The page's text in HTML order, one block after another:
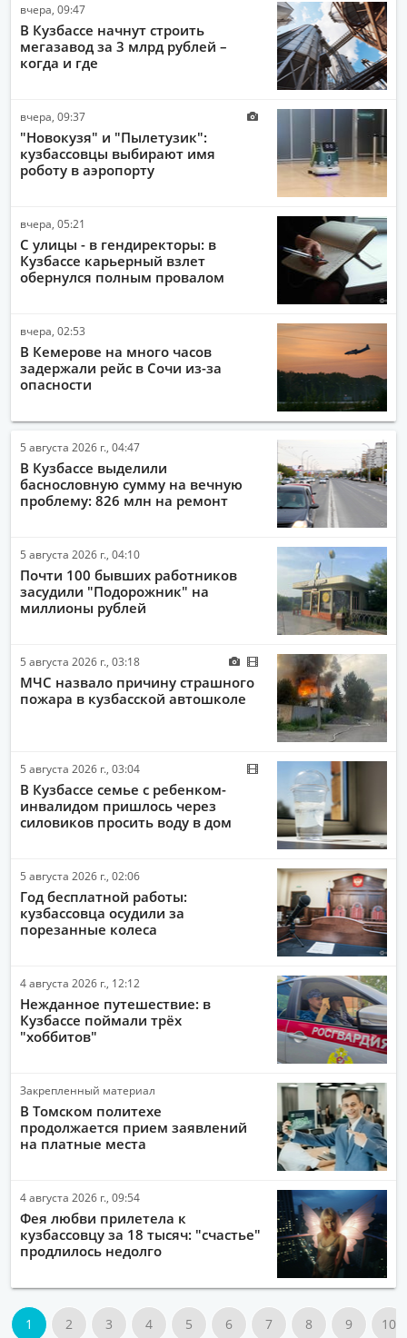
РАБОТА И ДЕНЬГИ
вчера, 09:47
В Кузбассе начнут строить
мегазавод за 3 млрд рублей –
когда и где
вчера, 09:37
"Новокузя" и "Пылетузик":
кузбассовцы выбирают имя
роботу в аэропорту
вчера, 05:21
С улицы - в гендиректоры: в
Кузбассе карьерный взлет
обернулся полным провалом
вчера, 02:53
В Кемерове на много часов
задержали рейс в Сочи из-за
опасности
5 августа 2026 г., 04:47
В Кузбассе выделили
баснословную сумму на вечную
проблему: 826 млн на ремонт
5 августа 2026 г., 04:10
Почти 100 бывших работников
засудили "Подорожник" на
миллионы рублей
5 августа 2026 г., 03:18
МЧС назвало причину страшного
пожара в кузбасской автошколе
5 августа 2026 г., 03:04
В Кузбассе семье с ребенком-
инвалидом пришлось через
силовиков просить воду в дом
5 августа 2026 г., 02:06
Год бесплатной работы:
кузбассовца осудили за
порезанные колеса
4 августа 2026 г., 12:12
Нежданное путешествие: в
Кузбассе поймали трёх
"хоббитов"
Закрепленный материал
В Томском политехе
продолжается прием заявлений
на платные места
4 августа 2026 г., 09:54
Фея любви прилетела к
кузбассовцу за 18 тысяч: "счастье"
продлилось недолго
1 2 3 4 5 6 7 8 9 10